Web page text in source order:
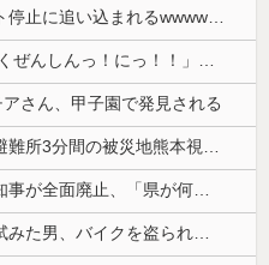
【悲報】サイゼ絵師、アカウント停止に追い込まれるwwwwwww
【画像】「アズールレーン びそくぜんしんっ！にっ！！」、マジのガチでシコらせにくるｗｗｗｗｗ
さん、甲子園で発見される
【悲報】共同通信「高市総理、避難所3分間の被災地熊本視察動画に批判！」 → 内閣報道官「避難所視察は51分間！大変な状況の中で、1時間近く受け入れていただき、感謝！」
兵庫県の左派の既得利権を斎藤知事が全面廃止、「県が何をするねん？」と存在意義そのものが不明で……
【爆笑ｗ】バッグひったくりを試みた男、バイクを盗られる！